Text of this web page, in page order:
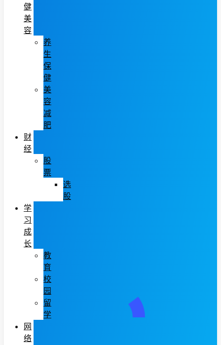
健
美
容
养
生
保
健
美
容
减
肥
财
经
股
票
选
股
学
习
成
长
教
育
校
园
留
学
网
络